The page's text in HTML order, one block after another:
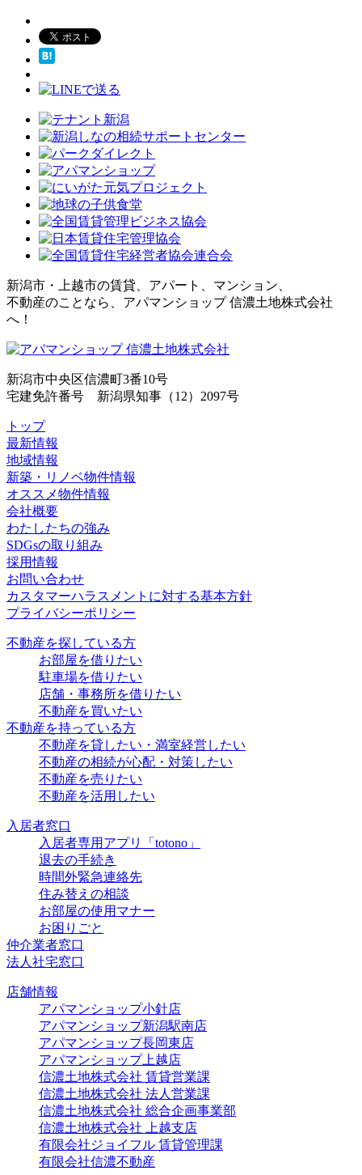
新潟市・上越市の賃貸、アパート、マンション、
不動産のことなら、アパマンショップ 信濃土地株式会社
へ！
新潟市中央区信濃町3番10号
宅建免許番号 新潟県知事（12）2097号
トップ
最新情報
地域情報
新築・リノベ物件情報
オススメ物件情報
会社概要
わたしたちの強み
SDGsの取り組み
採用情報
お問い合わせ
カスタマーハラスメントに対する基本方針
プライバシーポリシー
不動産を探している方
お部屋を借りたい
駐車場を借りたい
店舗・事務所を借りたい
不動産を買いたい
不動産を持っている方
不動産を貸したい・満室経営したい
不動産の相続が心配・対策したい
不動産を売りたい
不動産を活用したい
入居者窓口
入居者専用アプリ「totono」
退去の手続き
時間外緊急連絡先
住み替えの相談
お部屋の使用マナー
お困りごと
仲介業者窓口
法人社宅窓口
店舗情報
アパマンショップ小針店
アパマンショップ新潟駅南店
アパマンショップ長岡東店
アパマンショップ上越店
信濃土地株式会社 賃貸営業課
信濃土地株式会社 法人営業課
信濃土地株式会社 総合企画事業部
信濃土地株式会社 上越支店
有限会社ジョイフル 賃貸管理課
有限会社信濃不動産